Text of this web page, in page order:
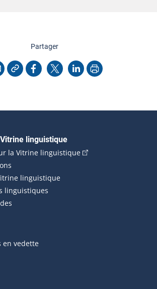
Partagercette page
Copier l'adresse
Facebook
X LinkedInImprimer
principale
linguistique
la Vitrine linguistique(Cet hyperlien
linguistique
linguistiques
en vedette